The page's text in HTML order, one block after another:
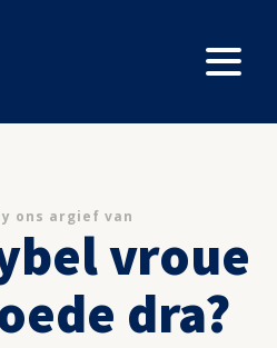
ons argief van
vroue
dra?